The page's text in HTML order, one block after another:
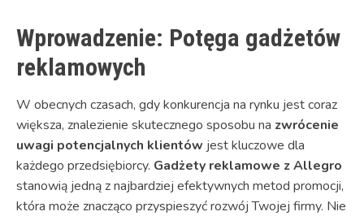
Wprowadzenie: Potęga gadżetów
reklamowych
W obecnych czasach, gdy konkurencja na rynku jest coraz
większa, znalezienie skutecznego sposobu na zwrócenie
uwagi potencjalnych klientów jest kluczowe dla
każdego przedsiębiorcy. Gadżety reklamowe z Allegro
stanowią jedną z najbardziej efektywnych metod promocji,
która może znacząco przyspieszyć rozwój Twojej firmy. Nie